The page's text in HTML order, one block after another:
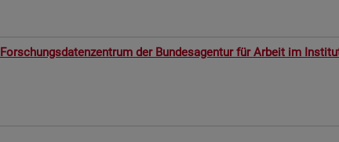
For­schungs­da­ten­zen­trum der Bun­des­agen­tur für Ar­beit im